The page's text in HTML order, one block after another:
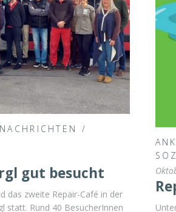
NACHRICHTEN
/
gut besucht
das zweite Repair-Café in der
statt. Rund 40 BesucherInnen